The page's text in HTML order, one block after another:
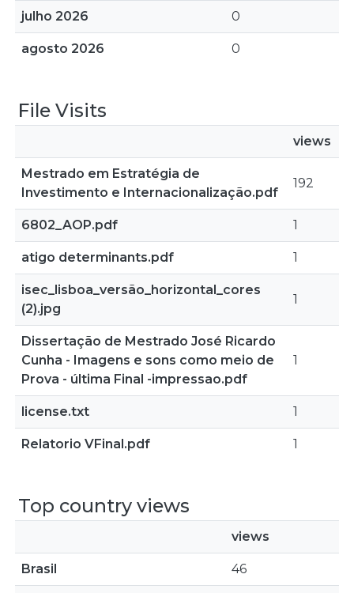
julho 2026 0
agosto 2026 0
File Visits
views
Mestrado em Estratégia de
Investimento e Internacionalização.pdf
192
6802_AOP.pdf 1
atigo determinants.pdf 1
isec_lisboa_versão_horizontal_cores
(2).jpg
1
Dissertação de Mestrado José Ricardo
Cunha - Imagens e sons como meio de
Prova - última Final -impressao.pdf
1
license.txt 1
Relatorio VFinal.pdf 1
Top country views
views
Brasil 46